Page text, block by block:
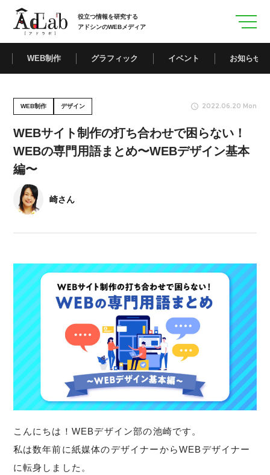
役立つ情報を研究する
アドシンのWEBメディア
WEB制作 グラフィック イベント お知らせ
WEB制作 デザイン 2022.06.20 Mon
WEBサイト制作の打ち合わせで困らない！
WEBの専門用語まとめ〜WEBデザイン基本
編〜
崎さん
こんにちは！WEBデザイン部の池崎です。
私は数年前に紙媒体のデザイナーからWEBデザイナー
に転身しました。